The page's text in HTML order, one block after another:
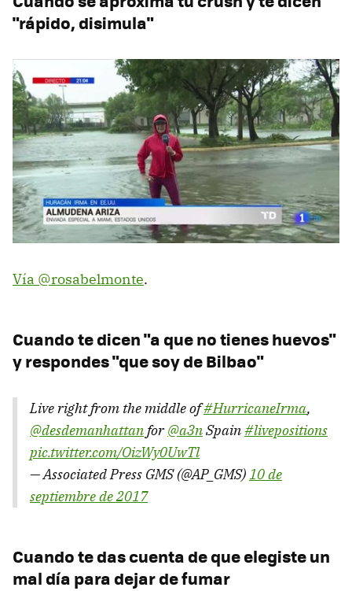
"rápido, disimula"
Vía @rosabelmonte.
Cuando te dicen "a que no tienes huevos"
y respondes "que soy de Bilbao"
Live right from the middle of#HurricaneIrma,
@desdemanhattanfor@a3nSpain#livepositions
pic.twitter.com/OizWy0UwTl
— Associated Press GMS (@AP_GMS)10 de
septiembre de 2017
Cuando te das cuenta de que elegiste un
mal día para dejar de fumar